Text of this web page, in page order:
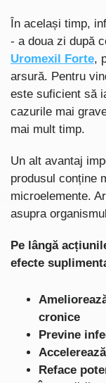
În același timp,
- a doua zi după
Uromexil Forte,
arsură. Pentru
este suficient să
cazurile mai
mai mult timp.
Un alt avantaj
produsul conține
microelemente.
asupra
Pe lângă
efecte
cronice
Previne
Reface